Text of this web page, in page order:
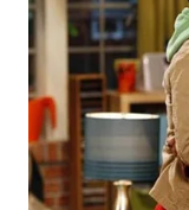
WN
PRIANGAN
TIMUR
WN
SEMARANG